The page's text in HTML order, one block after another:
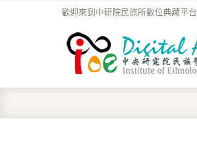
歡迎來到中研院民族所數位典藏平台